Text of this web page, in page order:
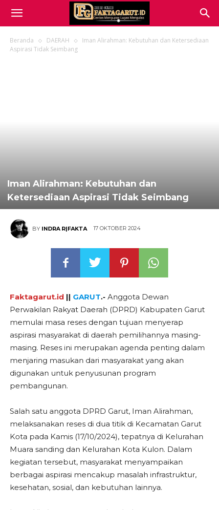
Beranda DAERAH
Iman Alirahman: Kebutuhan dan Ketersediaan
Aspirasi Tidak Seimbang
Iman Alirahman: Kebutuhan dan
Ketersediaan Aspirasi Tidak Seimbang
BY INDRA R|FAKTA 17 OKTOBER 2024
Faktagarut.id || GARUT.- Anggota Dewan
Perwakilan Rakyat Daerah (DPRD) Kabupaten Garut
memulai masa reses dengan tujuan menyerap
aspirasi masyarakat di daerah pemilihannya masing-
masing. Reses ini merupakan agenda penting dalam
menjaring masukan dari masyarakat yang akan
digunakan untuk penyusunan program
pembangunan.
Salah satu anggota DPRD Garut, Iman Alirahman,
melaksanakan reses di dua titik di Kecamatan Garut
Kota pada Kamis (17/10/2024), tepatnya di Kelurahan
Muara sanding dan Kelurahan Kota Kulon. Dalam
kegiatan tersebut, masyarakat menyampaikan
berbagai aspirasi mencakup masalah infrastruktur,
kesehatan, sosial, dan kebutuhan lainnya.